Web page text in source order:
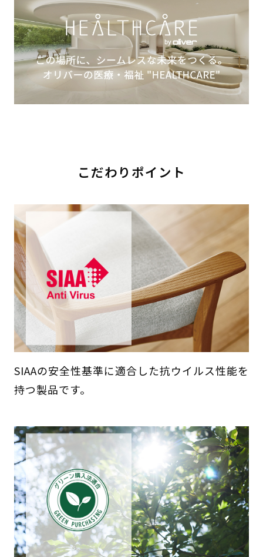
こだわりポイント
SIAAの安全性基準に適合した抗ウイルス性能を
持つ製品です。